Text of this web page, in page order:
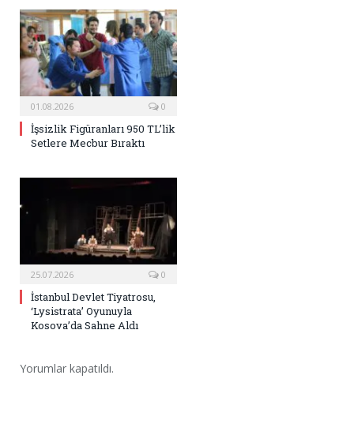
01.08.2026 0
İşsizlik Figüranları 950 TL’lik
Setlere Mecbur Bıraktı
25.07.2026 0
İstanbul Devlet Tiyatrosu,
‘Lysistrata’ Oyunuyla
Kosova’da Sahne Aldı
Yorumlar kapatıldı.